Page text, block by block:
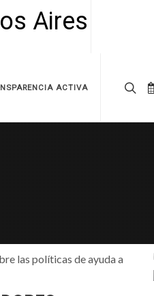
ACTIVA
las políticas de ayuda a